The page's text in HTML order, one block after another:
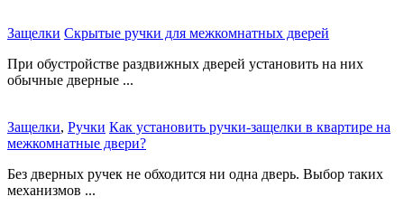
Защелки Скрытые ручки для межкомнатных дверей
При обустройстве раздвижных дверей установить на них
обычные дверные ...
Защелки, Ручки Как установить ручки-защелки в квартире на
межкомнатные двери?
Без дверных ручек не обходится ни одна дверь. Выбор таких
механизмов ...